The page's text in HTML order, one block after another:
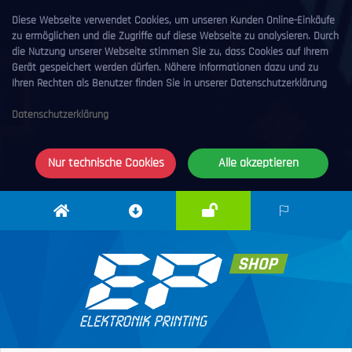
Diese Webseite verwendet Cookies, um unseren Kunden Online-Einkäufe
zu ermöglichen und die Zugriffe auf diese Webseite zu analysieren. Durch
die Nutzung unserer Webseite stimmen Sie zu, dass Cookies auf Ihrem
Gerät gespeichert werden dürfen. Nähere Informationen dazu und zu
Ihren Rechten als Benutzer finden Sie in unserer Datenschutzerklärung
Datenschutzerklärung
Nur technische Cookies Alle akzeptieren
Elektronik
Downloadcenter